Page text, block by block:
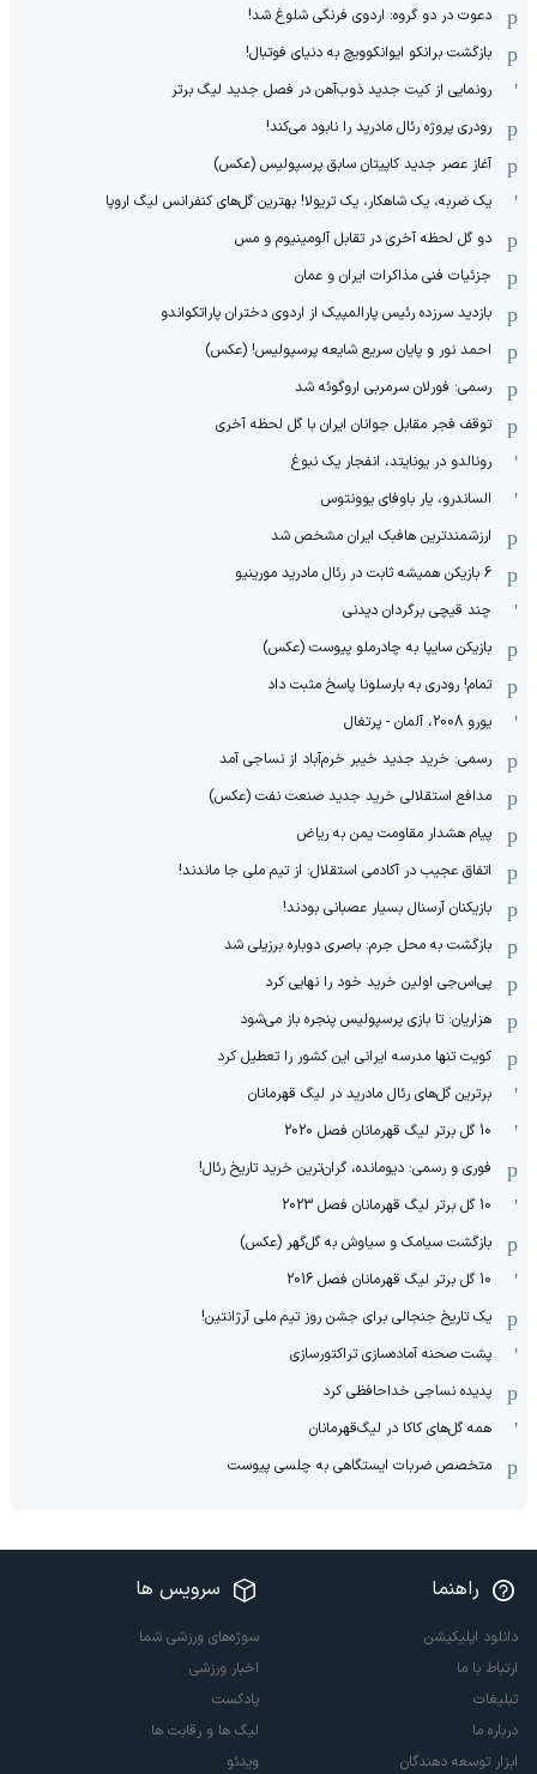
دعوت در دو گروه: اردوی فرنگی شلوغ شد!
بازگشت برانکو ایوانکوویچ به دنیای فوتبال!
رونمایی از کیت جدید ذوب‌آهن در فصل جدید لیگ برتر
رودری پروژه رئال مادرید را نابود می‌کند!
آغاز عصر جدید کاپیتان سابق پرسپولیس (عکس)
یک ضربه، یک شاهکار، یک تریولا! بهترین گل‌های کنفرانس لیگ اروپا
دو گل لحظه آخری در تقابل آلومینیوم و مس
جزئیات فنی مذاکرات ایران و عمان
بازدید سرزده رئیس پارالمپیک از اردوی دختران پاراتکواندو
احمد نور و پایان سریع شایعه پرسپولیس! (عکس)
رسمی: فورلان سرمربی اروگوئه شد
توقف فجر مقابل جوانان ایران با گل لحظه آخری
رونالدو در یونایتد، انفجار یک نبوغ
الساندرو، یار باوفای یوونتوس
ارزشمندترین هافبک ایران مشخص شد
6 بازیکن همیشه ثابت در رئال مادرید مورینیو
چند قیچی برگردان دیدنی
بازیکن سایپا به چادرملو پیوست (عکس)
تمام! رودری به بارسلونا پاسخ مثبت داد
یورو 2008، آلمان - پرتغال
رسمی: خرید جدید خیبر خرم‌آباد از نساجی آمد
مدافع استقلالی خرید جدید صنعت نفت (عکس)
پیام هشدار مقاومت یمن به ریاض
اتفاق عجیب در آکادمی استقلال: از تیم ملی جا ماندند!
بازیکنان آرسنال بسیار عصبانی بودند!
بازگشت به محل جرم: باصری دوباره برزیلی شد
پی‌اس‌جی اولین خرید خود را نهایی کرد
هزاریان: تا بازی پرسپولیس پنجره باز می‌شود
کویت تنها مدرسه ایرانی این کشور را تعطیل کرد
برترین گل‌های رئال مادرید در لیگ قهرمانان
10 گل برتر لیگ قهرمانان فصل 2020
فوری و رسمی: دیومانده، گران‌ترین خرید تاریخ رئال!
10 گل برتر لیگ قهرمانان فصل 2023
بازگشت سیامک و سیاوش به گل‌گهر (عکس)
10 گل برتر لیگ قهرمانان فصل 2016
یک تاریخ جنجالی برای جشن روز تیم ملی آرژانتین!
پشت صحنه آماده‌سازی تراکتورسازی
پدیده نساجی خداحافظی کرد
همه گل‌های کاکا در لیگ‌قهرمانان
متخصص ضربات ایستگاهی به چلسی پیوست
راهنما
دانلود اپلیکیشن
ارتباط با ما
تبلیغات
درباره ما
ابزار توسعه دهندگان
سرویس ها
سوژه‌های ورزشی شما
اخبار ورزشی
پادکست
لیگ ها و رقابت ها
ویدئو